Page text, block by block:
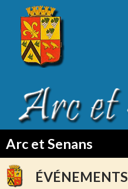
Arc et Senans
TO
CONTENTÉVÉNEMENTS